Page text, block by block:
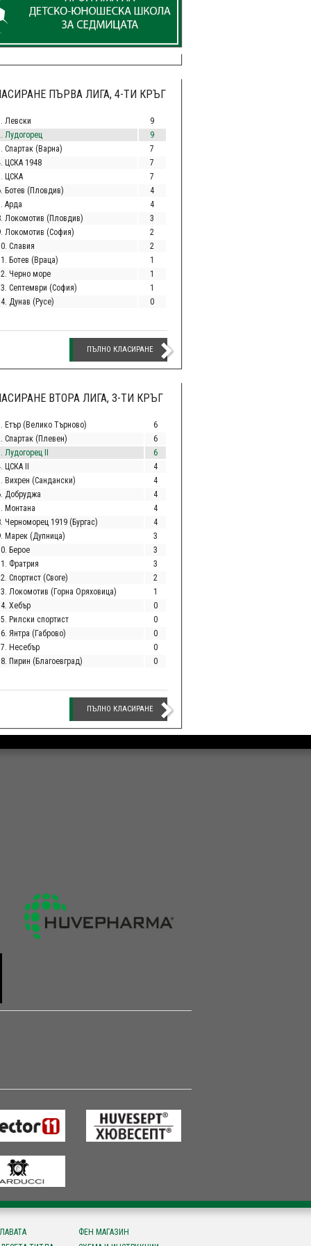
ПЪРВА ЛИГА, 4-ТИ КРЪГ
Левски
9
Лудогорец
9
Спартак (Варна)
7
ЦСКА 1948
7
ЦСКА
7
Ботев (Пловдив)
4
Арда
4
Локомотив (Пловдив)
3
Локомотив (София)
2
Славия
2
Ботев (Враца)
1
Черно море
1
Септември (София)
1
Дунав (Русе)
0
ПЪЛНО КЛАСИРАНЕ
ВТОРА ЛИГА, 3-ТИ КРЪГ
Етър (Велико Търново)
6
Спартак (Плевен)
6
Лудогорец II
6
ЦСКА II
4
Вихрен (Сандански)
4
Добруджа
4
Монтана
4
Черноморец 1919 (Бургас)
4
Марек (Дупница)
3
Берое
3
Фратрия
3
Спортист (Своге)
2
Локомотив (Горна Оряховица)
1
Хебър
0
Рилски спортист
0
Янтра (Габрово)
0
Несебър
0
Пирин (Благоевград)
0
ПЪЛНО КЛАСИРАНЕ
ФЕН МАГАЗИН